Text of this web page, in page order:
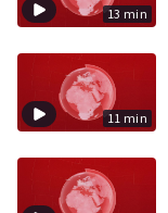
13 min
11 min